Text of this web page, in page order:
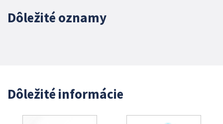
Dôležité oznamy
Dôležité informácie